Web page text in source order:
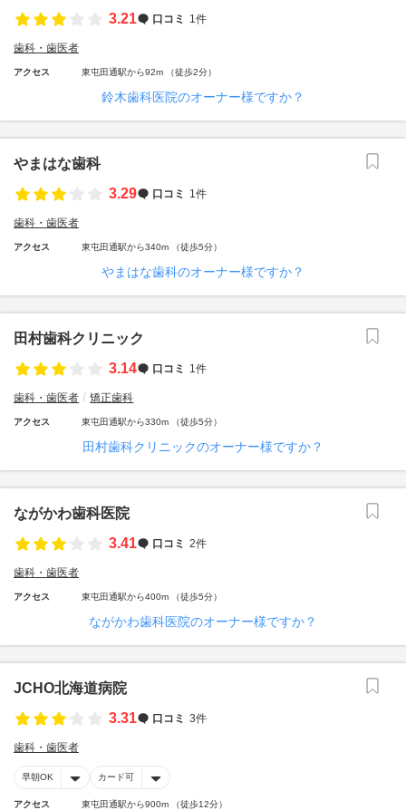
3.21
口コミ 1件
歯科・歯医者
アクセス 東屯田通駅から92m （徒歩2分）
鈴木歯科医院のオーナー様ですか？
やまはな歯科
3.29
口コミ 1件
歯科・歯医者
アクセス 東屯田通駅から340m （徒歩5分）
やまはな歯科のオーナー様ですか？
田村歯科クリニック
3.14
口コミ 1件
歯科・歯医者 矯正歯科
アクセス 東屯田通駅から330m （徒歩5分）
田村歯科クリニックのオーナー様ですか？
ながかわ歯科医院
3.41
口コミ 2件
歯科・歯医者
アクセス 東屯田通駅から400m （徒歩5分）
ながかわ歯科医院のオーナー様ですか？
JCHO北海道病院
3.31
口コミ 3件
歯科・歯医者
早朝OK カード可
アクセス
東屯田通駅から900m （徒歩12分）